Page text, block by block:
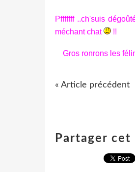
Pfffffff ..ch'suis
méchant chat
!!
Gros ronrons les
« Article précédent
Partager